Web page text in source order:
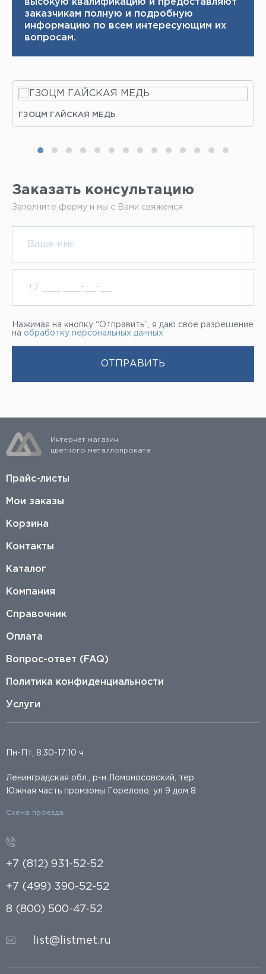
высокую квалификацию и ​ предоставляют
заказчикам полную и подробную
информацию по всем интересующим их
вопросам.
ГЗОЦМ ГАЙСКАЯ МЕДЬ
Заказать консультацию
Заполните форму и мы с Вами свяжемся
Нажимая на кнопку “Отправить”, я даю свое разрешение
на обработку персональных данных
Интернет магазин
цветного металлопроката
Прайс-листы
Мои заказы
Корзина
Контакты
Каталог
Компания
Справочник
Оплата
Вопрос-ответ (FAQ)
Политика конфиденциальности
Услуги
Пн-Пт, 8:30-17:10 ч
Ленинградская обл., р-н Ломоносовский, тер
Южная часть промзоны Горелово, ул 9 дом 8
Схема проезда
+7 (812) 931-52-52
+7 (499) 390-52-52
8 (800) 500-47-52
list@listmet.ru